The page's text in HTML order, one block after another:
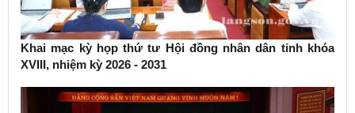
Khai mạc kỳ họp thứ tư Hội đồng nhân dân tỉnh khóa
XVIII, nhiệm kỳ 2026 - 2031